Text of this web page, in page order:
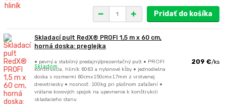
Pridať do košíka
Skladací pult RedX® PROFI 1,5 m x 60 cm,
horná doska: preglejka
• pevný a stabilný predajný/prezentačný pult • PROFI
konštrukcia, hliník 6063 a nylonové kĺby • jednodielna
doska s rozmermi 60cmx150cmx17mm z vrstvenej
drevotriesky • nosnosť: 100kg pri plošnom zaťažení •
vrátane kovových spojok na upevnenie k konštrukcii
skladacieho stanu
209 €/ks
Skladom